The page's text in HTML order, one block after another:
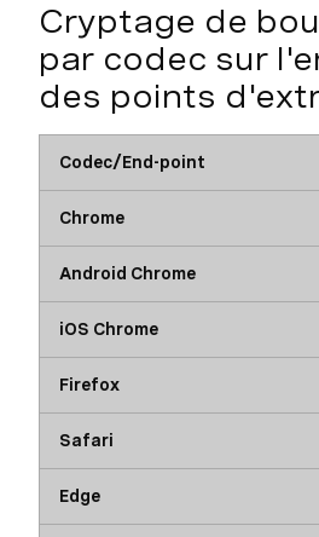
Cryptage de
par codec sur
des points
Codec/End-point
Chrome
Android Chrome
iOS Chrome
Firefox
Safari
Edge